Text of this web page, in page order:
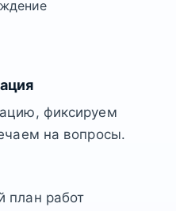
фиксируем
на вопросы.
план работ